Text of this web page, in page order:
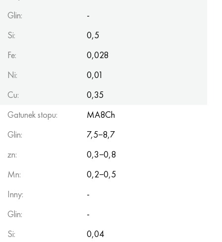
Glin:
-
Si:
0,5
Fe:
0,028
Ni:
0,01
Cu:
0,35
Gatunek stopu:
MA8Ch
Glin:
7,5−8,7
zn:
0,3−0,8
Mn:
0,2−0,5
Inny:
-
Glin:
-
Si:
0,04